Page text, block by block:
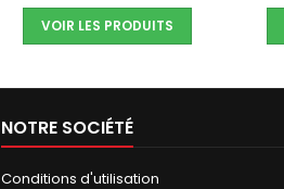
VOIR LES PRODUITS
NOTRE SOCIÉTÉ
Conditions d'utilisation